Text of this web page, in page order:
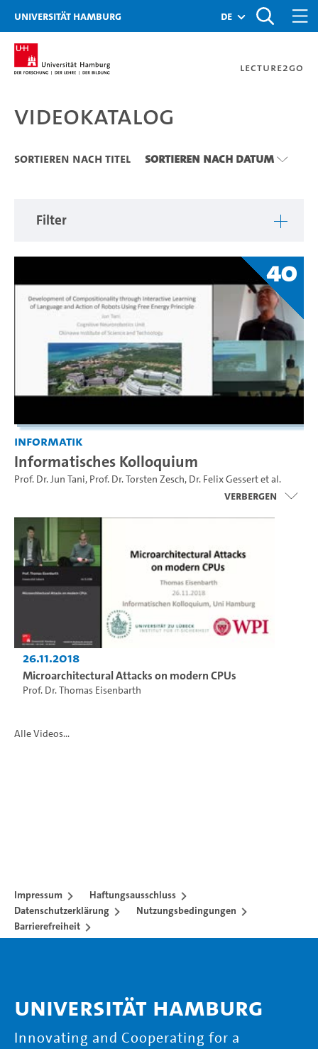
Zu den Filtern
Zur Metanavigation
Zur Hauptnavigation
Zur Suche
Zum Inhalt
Zum Seitenfuss
Universität Hamburg de
Lecture2Go
Videokatalog
Videokatalog
Sortieren nach Titel Sortieren nach Datum
Filter
40
Informatik
Informatisches Kolloquium
Prof. Dr. Jun Tani, Prof. Dr. Torsten Zesch, Dr. Felix Gessertet al.
Verbergen
26.11.2018
Microarchitectural Attacks on modern CPUs
Prof. Dr. Thomas Eisenbarth
Alle Videos...
Impressum
Haftungsausschluss
Datenschutzerklärung
Nutzungsbedingungen
Barrierefreiheit
Universität Hamburg
Innovating and Cooperating for a